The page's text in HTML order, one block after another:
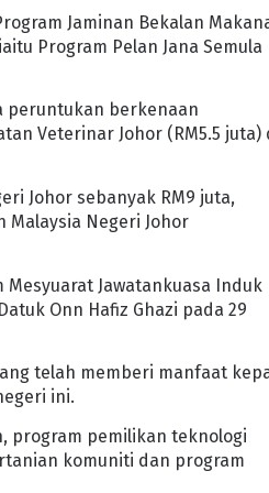
Jaminan Bekalan
Program Pelan Jana Semula
peruntukan berkenaan
Veterinar Johor (RM5.5 juta)
Johor sebanyak RM9 juta,
Malaysia Negeri Johor
Jawatankuasa Induk
Onn Hafiz Ghazi pada 29
telah memberi manfaat
ini.
program pemilikan teknologi
komuniti dan program